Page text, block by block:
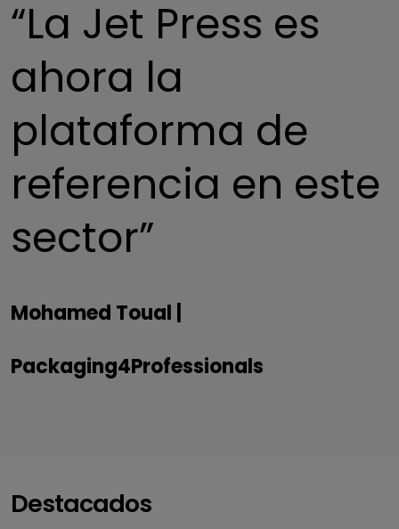
“La Jet Press es
ahora la
plataforma de
referencia en este
sector”
Mohamed Toual |
Packaging4Professionals
Destacados